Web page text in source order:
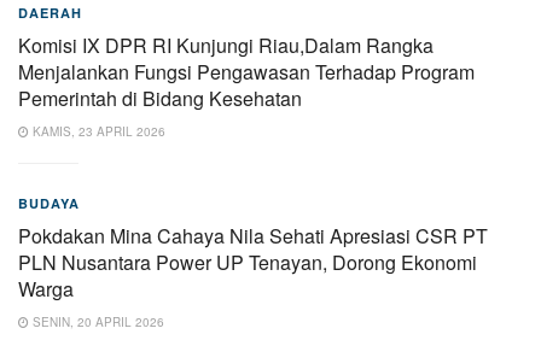
DAERAH
Komisi IX DPR RI Kunjungi Riau,Dalam Rangka
Menjalankan Fungsi Pengawasan Terhadap Program
Pemerintah di Bidang Kesehatan
KAMIS, 23 APRIL 2026
BUDAYA
Pokdakan Mina Cahaya Nila Sehati Apresiasi CSR PT
PLN Nusantara Power UP Tenayan, Dorong Ekonomi
Warga
SENIN, 20 APRIL 2026